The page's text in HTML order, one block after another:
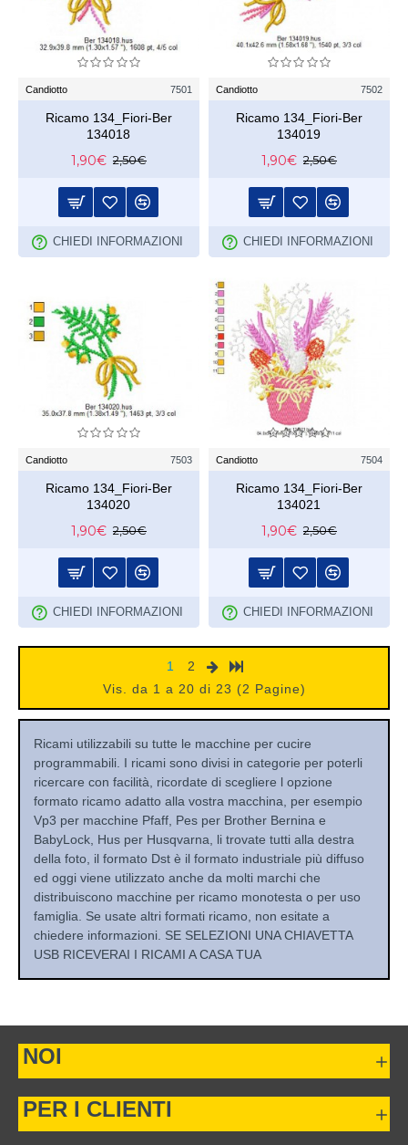
Ricami utilizzabili su tutte le macchine per cucire
programmabili. I ricami sono divisi in categorie per poterli
ricercare con facilità, ricordate di scegliere l opzione
formato ricamo adatto alla vostra macchina, per esempio
Vp3 per macchine Pfaff, Pes per Brother Bernina e
BabyLock, Hus per Husqvarna, li trovate tutti alla destra
della foto, il formato Dst è il formato industriale più diffuso
ed oggi viene utilizzato anche da molti marchi che
distribuiscono macchine per ricamo monotesta o per uso
famiglia. Se usate altri formati ricamo, non esitate a
chiedere informazioni. SE SELEZIONI UNA CHIAVETTA
USB RICEVERAI I RICAMI A CASA TUA
Candiotto 7501
Ricamo 134_Fiori-Ber
134018
1,90€ 2,50€
CHIEDI INFORMAZIONI
Candiotto 7502
Ricamo 134_Fiori-Ber
134019
1,90€ 2,50€
CHIEDI INFORMAZIONI
Candiotto 7503
Ricamo 134_Fiori-Ber
134020
1,90€ 2,50€
CHIEDI INFORMAZIONI
Candiotto 7504
Ricamo 134_Fiori-Ber
134021
1,90€ 2,50€
CHIEDI INFORMAZIONI
1
2
Vis. da 1 a 20 di 23 (2 Pagine)
NOI
PER I CLIENTI